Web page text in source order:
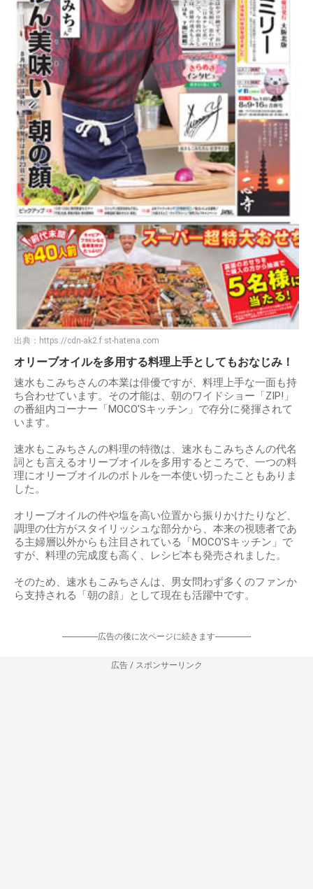
出典： https://cdn-ak2.f.st-hatena.com
オリーブオイルを多用する料理上手としてもおなじみ！
速水もこみちさんの本業は俳優ですが、料理上手な一面も持
ち合わせています。その才能は、朝のワイドショー「ZIP!」
の番組内コーナー「MOCO'Sキッチン」で存分に発揮されて
います。
速水もこみちさんの料理の特徴は、速水もこみちさんの代名
詞とも言えるオリーブオイルを多用するところで、一つの料
理にオリーブオイルのボトルを一本使い切ったこともありま
した。
オリーブオイルの件や塩を高い位置から振りかけたりなど、
調理の仕方がスタイリッシュな部分から、本来の視聴者であ
る主婦層以外からも注目されている「MOCO'Sキッチン」で
すが、料理の完成度も高く、レシピ本も発売されました。
そのため、速水もこみちさんは、男女問わず多くのファンか
ら支持される「朝の顔」として現在も活躍中です。
-----------------広告の後に次ページに続きます-----------------
広告 / スポンサーリンク